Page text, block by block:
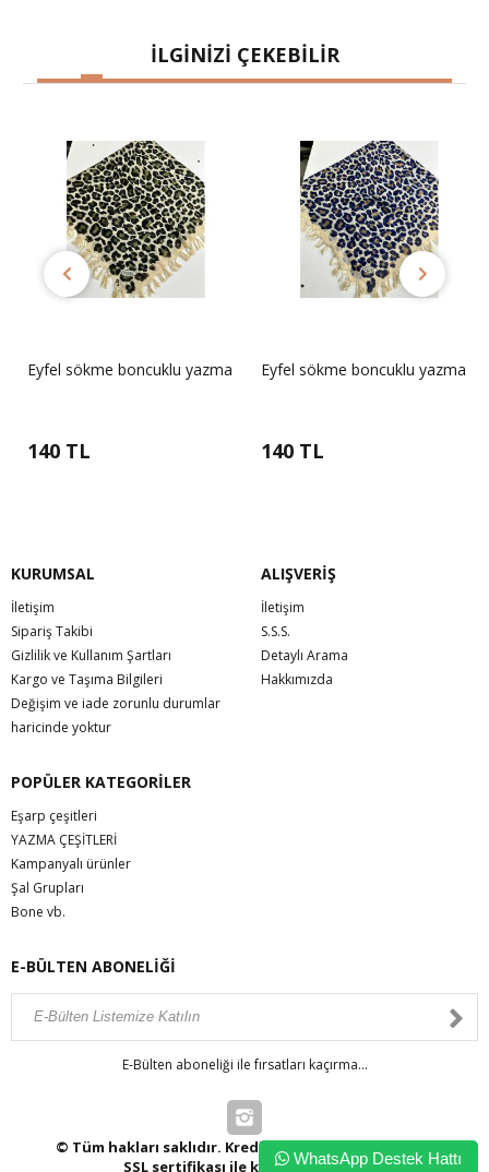
İLGİNİZİ ÇEKEBİLİR
Eyfel sökme boncuklu yazma
140 TL
Eyfel sökme boncuklu yazma
140 TL
KURUMSAL
İletişim
Sipariş Takibi
Gizlilik ve Kullanım Şartları
Kargo ve Taşıma Bilgileri
Değişim ve iade zorunlu durumlar
haricinde yoktur
ALIŞVERİŞ
İletişim
S.S.S.
Detaylı Arama
Hakkımızda
POPÜLER KATEGORİLER
Eşarp çeşitleri
YAZMA ÇEŞİTLERİ
Kampanyalı ürünler
Şal Grupları
Bone vb.
E-BÜLTEN ABONELİĞİ
E-Bülten aboneliği ile fırsatları kaçırma...
© Tüm hakları saklıdır. Kredi kartı bilgileriniz 256bit
SSL sertifikası ile korunmaktadır.WhatsApp Destek Hattı